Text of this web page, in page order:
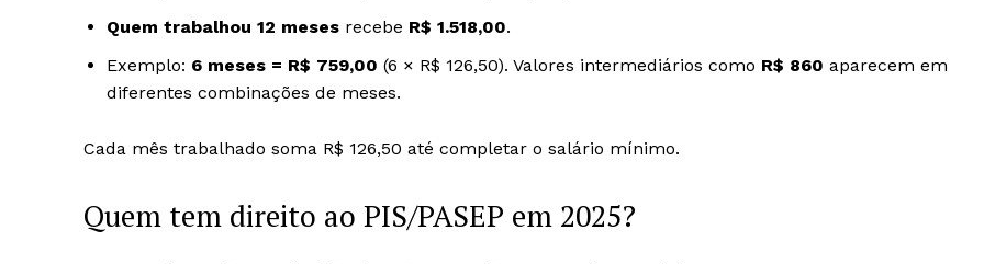
Quem trabalhou 12 meses recebe R$ 1.518,00.
Exemplo: 6 meses = R$ 759,00 (6 × R$ 126,50). Valores intermediários como R$ 860 aparecem em
diferentes combinações de meses.
Cada mês trabalhado soma R$ 126,50 até completar o salário mínimo.
Quem tem direito ao PIS/PASEP em 2025?